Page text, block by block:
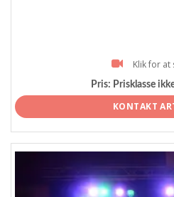
Klik for at
Pris: Prisklasse
KONTAKT